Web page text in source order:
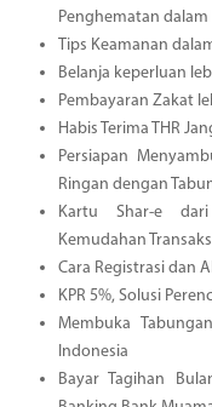
Penghematan dalam
Tips Keamanan
Belanja keperluan
Pembayaran Zakat
Habis Terima THR
Persiapan
Ringan dengan
Kartu Shar-e
Kemudahan
Cara Registrasi dan
KPR 5%, Solusi
Membuka
Indonesia
Bayar Tagihan